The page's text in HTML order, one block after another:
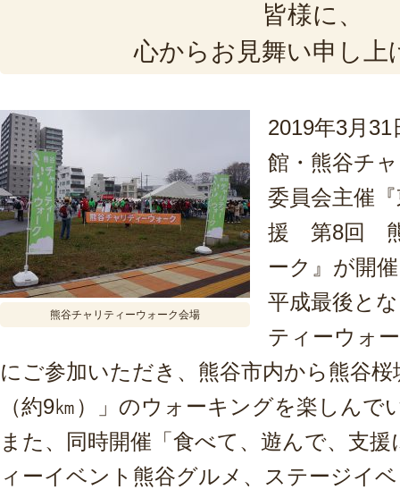
皆様に、
心からお見舞い申し上
熊谷チャリティーウォーク会場
2019年3月
館・熊谷チ
委員会主催
援 第8回 熊
ーク』が開
平成最後と
ティーウォ
にご参加いただき、熊谷市内から熊谷
（約9㎞）」のウォーキングを楽しんで
また、同時開催「食べて、遊んで、支
ィーイベント熊谷グルメ、ステージイ